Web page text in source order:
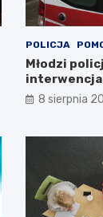
POLICJA
Młodzi
interwencja
Warszawie
8 sierpnia